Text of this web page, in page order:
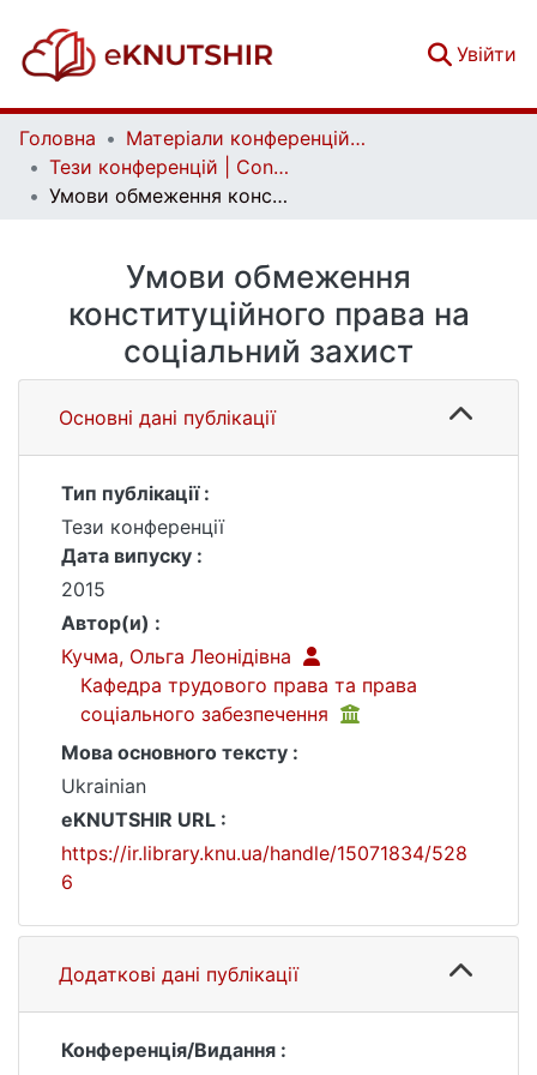
Увійти
Головна
Матеріали конференцій | Conference materials
Тези конференцій | Conference papers
Умови обмеження конституційного права на соціальний захист
Умови обмеження
конституційного права на
соціальний захист
Основні дані публікації
Тип публікації :
Тези конференції
Дата випуску :
2015
Автор(и) :
Кучма, Ольга Леонідівна
Кафедра трудового права та права
соціального забезпечення
Мова основного тексту :
Ukrainian
eKNUTSHIR URL :
https://ir.library.knu.ua/handle/15071834/528
6
Додаткові дані публікації
Конференція/Видання :